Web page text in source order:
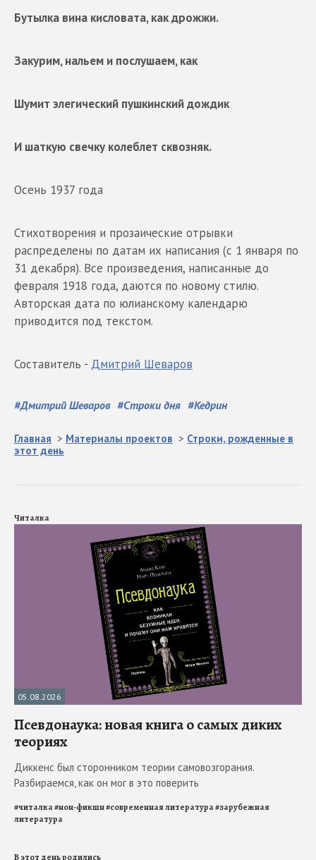
Бутылка вина кисловата, как дрожжи.
Закурим, нальем и послушаем, как
Шумит элегический пушкинский дождик
И шаткую свечку колеблет сквозняк.
Осень 1937 года
Стихотворения и прозаические отрывки
распределены по датам их написания (с 1 января по
31 декабря). Все произведения, написанные до
февраля 1918 года, даются по новому стилю.
Авторская дата по юлианскому календарю
приводится под текстом.
Составитель - Дмитрий Шеваров
#Дмитрий Шеваров #Строки дня #Кедрин
Главная > Материалы проектов > Строки, рожденные в
этот день
Читалка
05.08.2026
Псевдонаука: новая книга о самых диких
теориях
Диккенс был сторонником теории самовозгорания.
Разбираемся, как он мог в это поверить
#читалка#нон-фикшн#современная литература#зарубежная
литература
В этот день родились